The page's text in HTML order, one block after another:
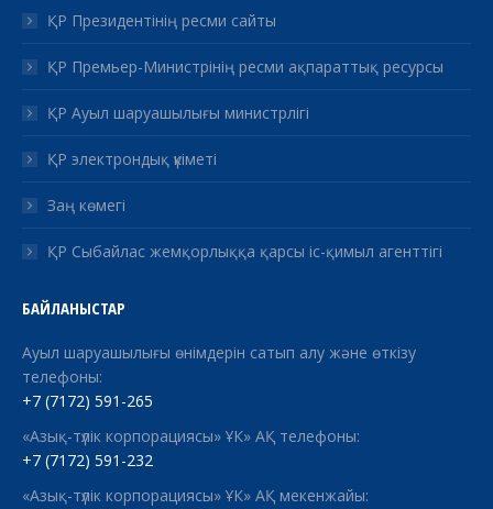
ҚР Президентінің ресми сайты
ҚР Премьер-Министрінің ресми ақпараттық ресурсы
ҚР Ауыл шаруашылығы министрлігі
ҚР электрондық үкіметі
Заң көмегі
ҚР Сыбайлас жемқорлыққа қарсы іс-қимыл агенттігі
БАЙЛАНЫСТАР
Ауыл шаруашылығы өнімдерін сатып алу және өткізу
телефоны:
+7 (7172) 591-265
«Азық-түлік корпорациясы» ҰК» АҚ телефоны:
+7 (7172) 591-232
«Азық-түлік корпорациясы» ҰК» АҚ мекенжайы: